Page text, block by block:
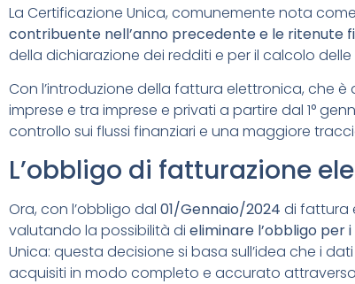
La Certificazione Unica, comunemente nota come
contribuente nell’anno precedente e le ritenute
della dichiarazione dei redditi e per il calcolo
Con l’introduzione della fattura elettronica, che è
imprese e tra imprese e privati a partire dal 1°
controllo sui flussi finanziari e una maggiore
L’obbligo di fatturazione
Ora, con l’obbligo dal 01/Gennaio/2024 di fattura
valutando la possibilità di eliminare l’obbligo
Unica: questa decisione si basa sull’idea che i
acquisiti in modo completo e accurato